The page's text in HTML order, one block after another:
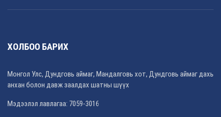
ХОЛБОО БАРИХ
Монгол Улс, Дундговь аймаг, Мандалговь хот, Дундговь аймаг дахь
анхан болон давж заалдах шатны шүүх
Мэдээлэл лавлагаа: 7059-3016